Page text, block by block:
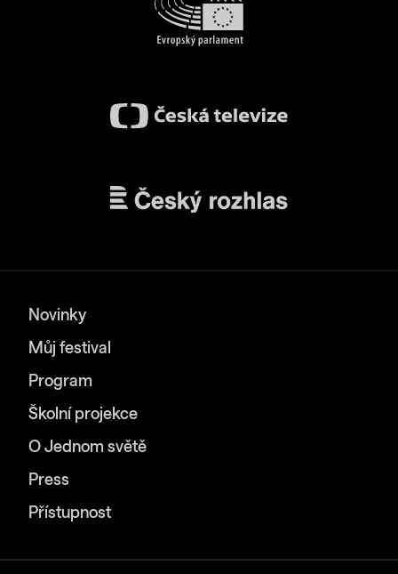
Novinky
Můj festival
Program
Školní projekce
O Jednom světě
Press
Přístupnost